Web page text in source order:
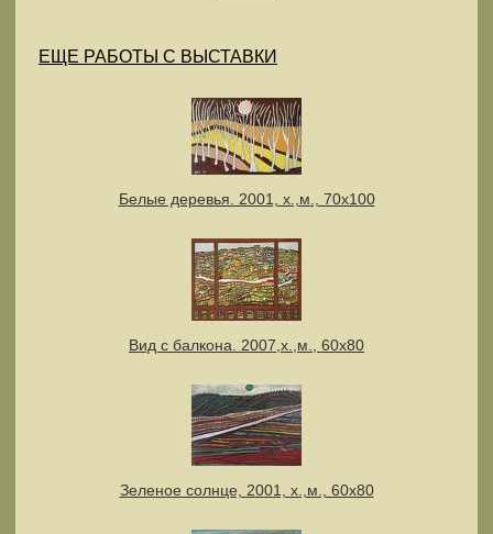
ЕЩЕ РАБОТЫ С ВЫСТАВКИ
Белые деревья. 2001, х.,м., 70х100
Вид с балкона. 2007,х.,м., 60х80
Зеленое солнце, 2001, х.,м., 60х80